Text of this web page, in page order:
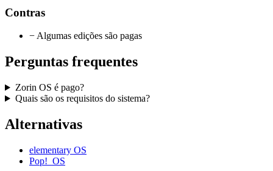
Contras
− Algumas edições são pagas
Perguntas frequentes
Zorin OS é pago?
Quais são os requisitos do sistema?
Alternativas
elementary OS
Pop!_OS